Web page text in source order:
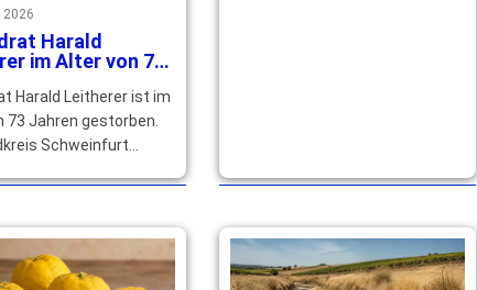
2026
Harald
im Alter von 73
Harald Leitherer ist im
73 Jahren gestorben.
Schweinfurt